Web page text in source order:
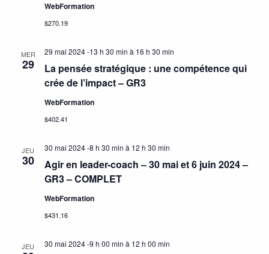
WebFormation
$270.19
MER
29
La pensée stratégique : une compétence qui
crée de l’impact – GR3
29 mai 2024 -13 h 30 min à 16 h 30 min
WebFormation
$402.41
JEU
30
Agir en leader-coach – 30 mai et 6 juin 2024 –
GR3 – COMPLET
30 mai 2024 -8 h 30 min à 12 h 30 min
WebFormation
$431.16
JEU 30 mai 2024 -9 h 00 min à 12 h 00 min